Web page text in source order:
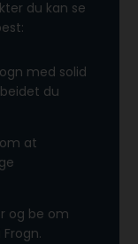
du kan se
med solid
du
at
og be om